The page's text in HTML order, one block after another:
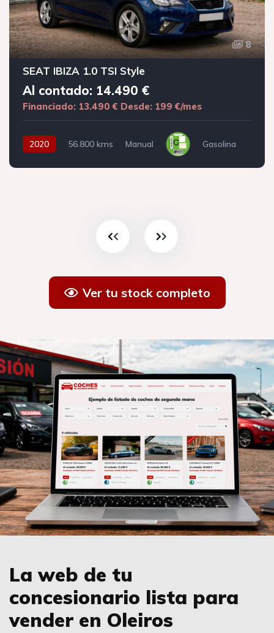
8
SEAT IBIZA 1.0 TSI Style
Al contado: 14.490 €
Financiado: 13.490 € Desde: 199 €/mes
2020 56.800 kms Manual Gasolina
Ver tu stock completo
La web de tu
concesionario lista para
vender en Oleiros